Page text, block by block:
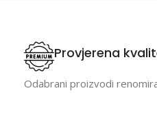
Provjerena
Odabrani proizvodi